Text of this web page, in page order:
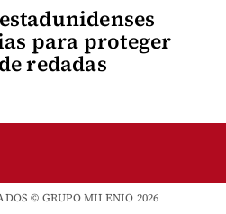
para proteger
redadas
© GRUPO MILENIO 2026